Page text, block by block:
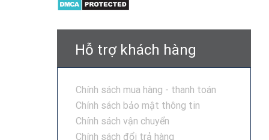
Hỗ trợ khách hàng
Chính sách mua hàng - thanh toán
Chính sách bảo mật thông tin
Chính sách vận chuyển
Chính sách đổi trả hàng